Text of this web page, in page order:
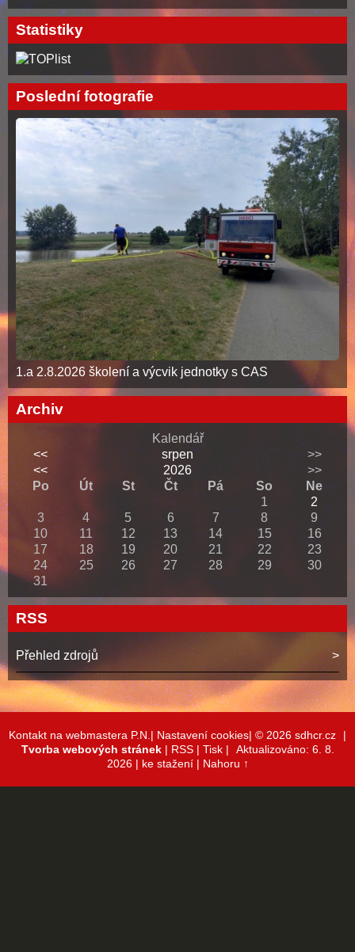
Statistiky
Poslední fotografie
1.a 2.8.2026 školení a výcvik jednotky s CAS
Archiv
Kalendář
<<
srpen
>>
<<
2026
>>
Po
Út St Čt Pá So
Ne
1
2
3
4 5 6 7 8
9
10
11 12 13 14 15
16
17
18 19 20 21 22
23
24
25 26 27 28 29
30
31
RSS
Přehled zdrojů
Kontakt na webmastera P.N.| Nastavení cookies| © 2026 sdhcr.cz
|
Tvorba webových stránek| RSS| Tisk|
Aktualizováno: 6. 8.
2026 | ke stažení | Nahoru ↑